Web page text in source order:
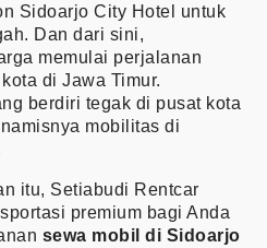
Sidoarjo City Hotel untuk
Dan dari sini,
memulai perjalanan
di Jawa Timur.
berdiri tegak di pusat kota
mobilitas di
itu, Setiabudi Rentcar
premium bagi Anda
sewa mobil di Sidoarjo